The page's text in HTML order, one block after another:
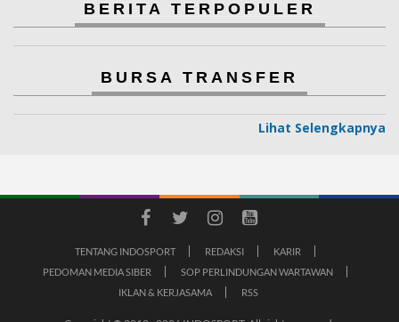
BERITA TERPOPULER
BURSA TRANSFER
Lihat Selengkapnya
TENTANG INDOSPORT REDAKSI
KARIR
PEDOMAN MEDIA SIBER
SOP PERLINDUNGAN WARTAWAN
IKLAN & KERJASAMA
RSS